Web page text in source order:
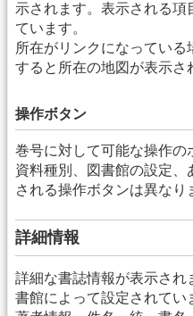
示されます。表示される
ています。
所在がリンクになっている
すると所在の地図が表示さ
操作ボタン
巻号に対して可能な操作の
資料種別、図書館の設定
される操作ボタンは異なり
詳細情報
詳細な書誌情報が表示され
書館によって設定されてい